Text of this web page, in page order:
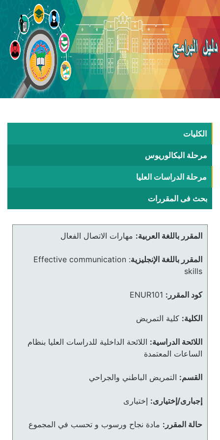
الكليات
مرحلة البكالوريوس
مرحلة الدراسات العليا
بحث فى المقررات
المقرر باللغة العربية: مهارات الاتصال الفعال
المقرر باللغة الإنجليزية:
Effective communication
skills
كود المقرر: ENUR101
الكلية: كلية التمريض
اللائحة الدراسية: اللائحة الداخلية للدراسات العليا بنظام
الساعات المعتمدة
القسم: التمريض الباطني والجراحي
إجبارى/إختيارى: إختيارى
حالة المقرر: مادة نجاح ورسوب و تحسب في المجموع